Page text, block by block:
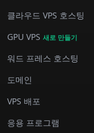
클라우드 VPS 호스팅
GPU VPS 새로 만들기
워드 프레스 호스팅
도메인
VPS 배포
응용 프로그램